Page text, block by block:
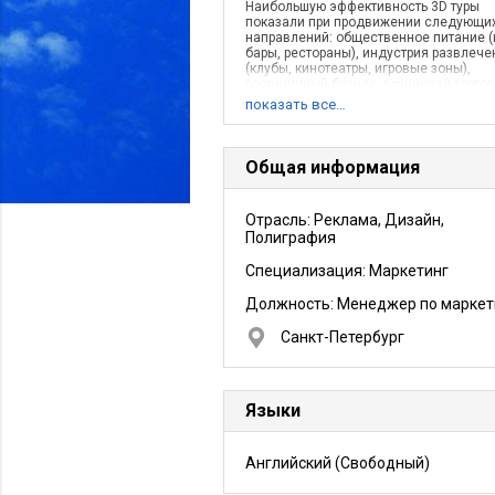
Наибольшую эффективность 3D туры
показали при продвижении
направлений: общественное питание
бары, рестораны), индустрия
(клубы, кинотеатры, игровые зоны),
(магазины, бутики, галереи), услуги
Также нашими заказчиками являются
корпоративные клиенты, которым
необходимо показать свои
производственные мощности или
показать все…
Общая информация
Отрасль: Реклама, Дизайн,
Полиграфия
Специализация: Маркетинг
Должность: Менеджер по
Санкт-Петербург
Языки
Английский (Свободный)